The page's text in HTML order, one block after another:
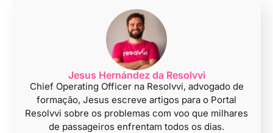
importante conhecer as regras e limites
estabelecidos para essas compensações.
Jesus Hernández da Resolvvi
Chief Operating Officer na Resolvvi, advogado de
formação, Jesus escreve artigos para o Portal
Resolvvi sobre os problemas com voo que milhares
de passageiros enfrentam todos os dias.